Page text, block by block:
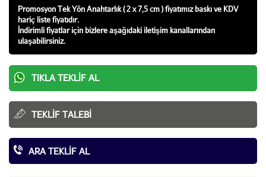
Promosyon Tek Yön Anahtarlık ( 2 x 7,5 cm ) fiyatımız baskı ve KDV
hariç liste fiyatıdır.
İndirimli fiyatlar için bizlere aşağıdaki iletişim kanallarından
ulaşabilirsiniz.
TIKLA TEKLIF AL
TEKLIF TALEBI
ARA TEKLIF AL